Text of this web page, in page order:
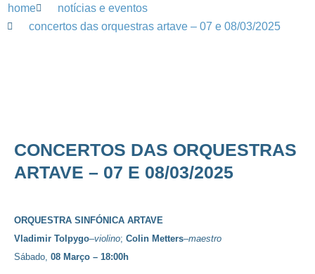
home
notícias e eventos
concertos das orquestras artave – 07 e 08/03/2025
CONCERTOS DAS ORQUESTRAS
ARTAVE – 07 E 08/03/2025
ORQUESTRA SINFÓNICA ARTAVE
Vladimir Tolpygo–violino; Colin Metters–maestro
Sábado, 08 Março – 18:00h